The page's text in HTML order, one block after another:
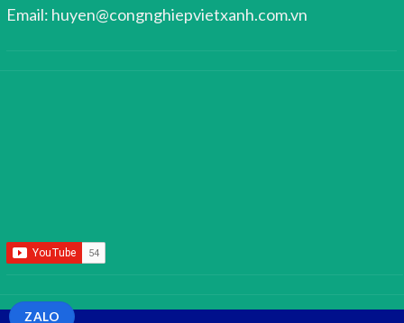
Email: huyen@congnghiepvietxanh.com.vn
ZALO